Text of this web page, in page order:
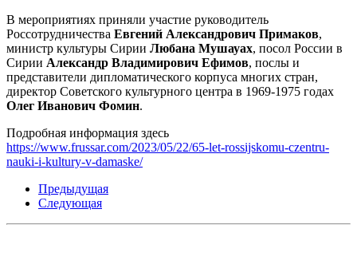
В мероприятиях приняли участие руководитель
Россотрудничества Евгений Александрович Примаков,
министр культуры Сирии Любана Мушауах, посол России в
Сирии Александр Владимирович Ефимов, послы и
представители дипломатического корпуса многих стран,
директор Советского культурного центра в 1969-1975 годах
Олег Иванович Фомин.
Подробная информация здесь
https://www.frussar.com/2023/05/22/65-let-rossijskomu-czentru-
nauki-i-kultury-v-damaske/
Предыдущая
Следующая